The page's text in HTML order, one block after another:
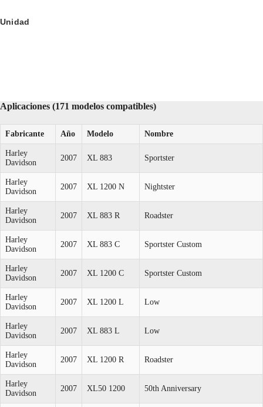
Unidad
Aplicaciones (171 modelos compatibles)
Fabricante Año Modelo Nombre
Harley
Davidson
2007 XL 883 Sportster
Harley
Davidson
2007 XL 1200 N Nightster
Harley
Davidson
2007 XL 883 R Roadster
Harley
Davidson
2007 XL 883 C Sportster Custom
Harley
Davidson
2007 XL 1200 C Sportster Custom
Harley
Davidson
2007 XL 1200 L Low
Harley
Davidson
2007 XL 883 L Low
Harley
Davidson
2007 XL 1200 R Roadster
Harley
Davidson
2007 XL50 1200 50th Anniversary